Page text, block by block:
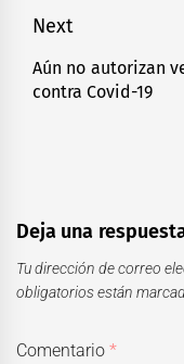
Next
Next
post:
Aún no autorizan
contra Covid-19
Deja una
Tu dirección de correo
obligatorios están
Comentario*